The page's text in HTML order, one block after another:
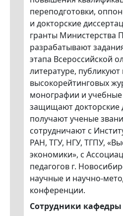
переподготовки,
и докторские
гранты Министерства
разрабатывают
этапа Всероссийской
литературе,
высокорейтинговых
монографии и
защищают докторские
получают ученые
сотрудничают с
РАН, ТГУ, НГУ, ТГПУ,
экономики», с
педагогов г.
научные и научно-
конференции.
Сотрудники кафедры